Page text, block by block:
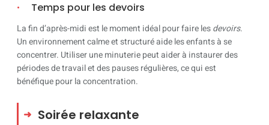
Temps pour les devoirs
La fin d’après-midi est le moment idéal pour faire lesdevoirs.
Un environnement calme et structuré aide les enfants à se
concentrer. Utiliser une minuterie peut aider à instaurer des
périodes de travail et des pauses régulières, ce qui est
bénéfique pour la concentration.
Soirée relaxante